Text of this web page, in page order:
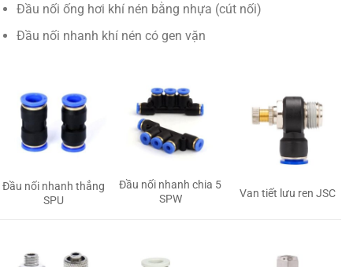
Đầu nối ống hơi khí nén bằng nhựa (cút nối)
Đầu nối nhanh khí nén có gen vặn
Đầu nối nhanh thẳng
SPU
Đầu nối nhanh chia 5
SPW
Van tiết lưu ren JSC